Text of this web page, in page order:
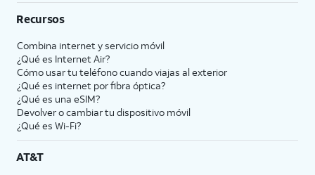
Recursos
Combina internet y servicio móvil
¿Qué es Internet Air?
Cómo usar tu teléfono cuando viajas al exterior
¿Qué es internet por fibra óptica?
¿Qué es una eSIM?
Devolver o cambiar tu dispositivo móvil
¿Qué es Wi-Fi?
AT&T